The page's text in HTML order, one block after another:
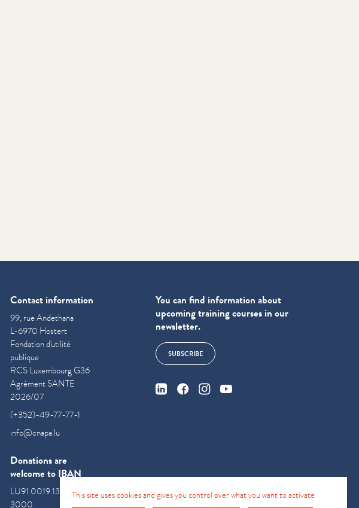
Contact information
99, rue Andethana
L-6970 Hostert
Fondation d'utilité
publique
RCS Luxembourg G36
Agrément SANTE
2026/07
(+352)-49-77-77-1
info@cnapa.lu
Donations are
welcome to IBAN
LU91 0019 1300 0854
3000
You can find information about
upcoming training courses in our
newsletter.
SUBSCRIBE
This site uses cookies and gives you control over what you want to activate